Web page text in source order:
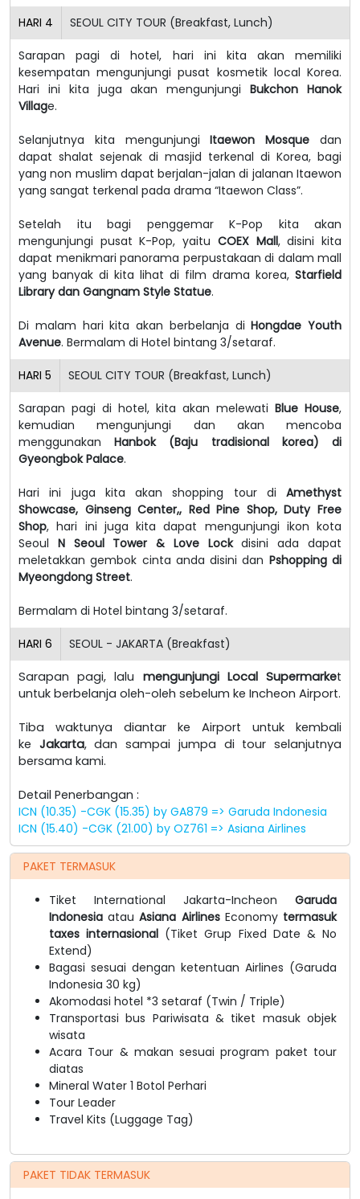
HARI 4 SEOUL CITY TOUR (Breakfast, Lunch)
Sarapan pagi di hotel, hari ini kita akan memiliki
kesempatan mengunjungi pusat kosmetik local Korea.
Hari ini kita juga akan mengunjungiBukchon Hanok
Village.
Selanjutnya kita mengunjungiItaewon Mosque dan
dapat shalat sejenak di masjid terkenal di Korea, bagi
yang non muslim dapat berjalan-jalan di jalanan Itaewon
yang sangat terkenal pada drama “Itaewon Class”.
Setelah itu bagi penggemar K-Pop kita akan
mengunjungi pusat K-Pop, yaitu COEX Mall, disini kita
dapat menikmari panorama perpustakaan di dalam mall
yang banyak di kita lihat di film drama korea, Starfield
Library dan Gangnam Style Statue.
Di malam hari kita akan berbelanja diHongdae Youth
Avenue. Bermalam di Hotel bintang 3/setaraf.
HARI 5 SEOUL CITY TOUR (Breakfast, Lunch)
Sarapan pagi di hotel, kita akan melewati Blue House,
kemudian mengunjungi dan akan mencoba
menggunakanHanbok (Baju tradisional korea) di
Gyeongbok Palace.
Hari ini juga kita akan shopping tour di Amethyst
Showcase, Ginseng Center,, Red Pine Shop, Duty Free
Shop, hari ini juga kita dapat mengunjungi ikon kota
Seoul N Seoul Tower & Love Lockdisini ada dapat
meletakkan gembok cinta anda disini dan Pshopping di
Myeongdong Street.
Bermalam di Hotel bintang 3/setaraf.
HARI 6 SEOUL - JAKARTA (Breakfast)
Sarapan pagi, lalu mengunjungi Local Supermarket
untuk berbelanja oleh-oleh sebelum ke Incheon Airport.
Tiba waktunya diantar ke Airport untuk kembali
ke Jakarta, dan sampai jumpa di tour selanjutnya
bersama kami.
Detail Penerbangan :
ICN (10.35) -CGK (15.35) by GA879 => Garuda Indonesia
ICN (15.40) -CGK (21.00) by OZ761 => Asiana Airlines
PAKET TERMASUK
Tiket International Jakarta-Incheon Garuda
Indonesiaatau Asiana AirlinesEconomy termasuk
taxes internasional (Tiket Grup Fixed Date & No
Extend)
Bagasi sesuai dengan ketentuan Airlines (Garuda
Indonesia 30 kg)
Akomodasi hotel *3 setaraf (Twin / Triple)
Transportasi bus Pariwisata & tiket masuk objek
wisata
Acara Tour & makan sesuai program paket tour
diatas
Mineral Water 1 Botol Perhari
Tour Leader
Travel Kits (Luggage Tag)
PAKET TIDAK TERMASUK